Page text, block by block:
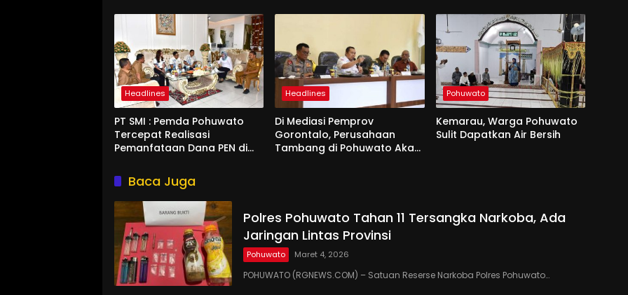
Headlines
PT SMI : Pemda Pohuwato
Tercepat Realisasi
Pemanfataan Dana PEN di
Headlines
Di Mediasi Pemprov
Gorontalo, Perusahaan
Tambang di Pohuwato Akan
Pohuwato
Kemarau, Warga Pohuwato
Sulit Dapatkan Air Bersih
Baca Juga
Polres Pohuwato Tahan 11 Tersangka Narkoba, Ada
Jaringan Lintas Provinsi
Pohuwato Maret 4, 2026
POHUWATO (RGNEWS.COM) – Satuan Reserse Narkoba Polres Pohuwato…